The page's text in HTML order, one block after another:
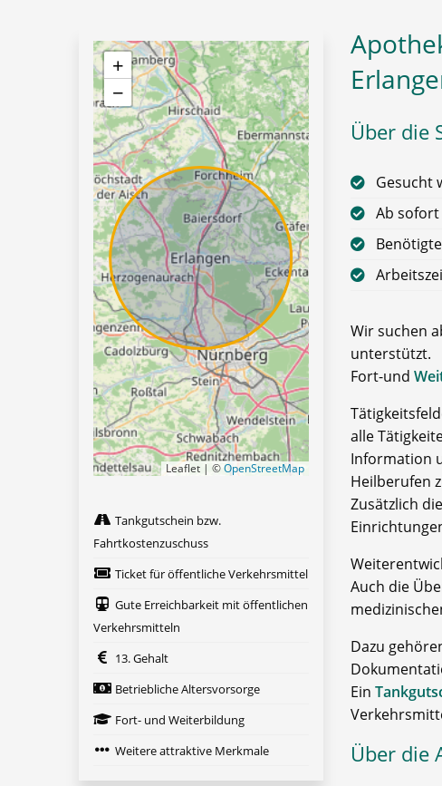
Über die
Gesucht
Ab sofort
Wir suchen
unterstützt.
Fort-und
alle
Information
Heilberufen
Zusätzlich
Auch die
Dazu
Ein
Über die
+
−
Leaflet | ©OpenStreetMap
Tankgutschein bzw.
Fahrtkostenzuschuss
Ticket für öffentliche Verkehrsmittel
Gute Erreichbarkeit mit öffentlichen
Verkehrsmitteln
13. Gehalt
Betriebliche Altersvorsorge
Fort- und Weiterbildung
Weitere attraktive Merkmale